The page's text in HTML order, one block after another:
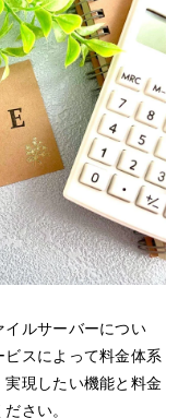
イルサーバーについ
スによって料金体系
現したい機能と料金
さい。